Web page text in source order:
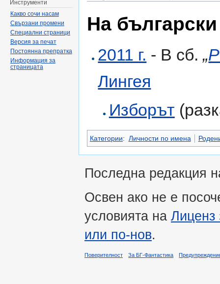
На български
2011 г. - В сб.„
Лингея
Изборът
Категории: Личности по имена
Инструменти
Какво сочи насам
Свързани промени
Специални страници
Версия за печат
Постоянна препратка
Информация за
страницата
Последна редакция
Освен ако не е
условията на Лиценз
или по-нов.
Поверителност За БГ-Фантастика